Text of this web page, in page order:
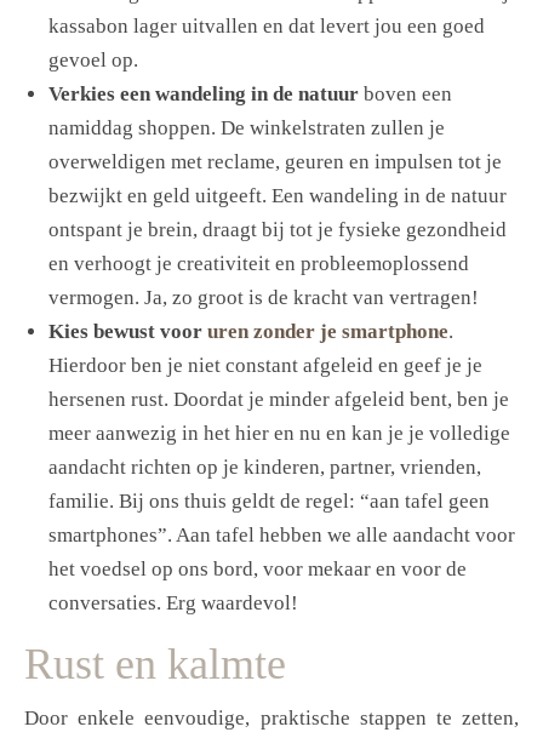
kassabon lager uitvallen en dat levert jou een goed
gevoel op.
Verkies een wandeling in de natuur boven een
namiddag shoppen. De winkelstraten zullen je
overweldigen met reclame, geuren en impulsen tot je
bezwijkt en geld uitgeeft. Een wandeling in de natuur
ontspant je brein, draagt bij tot je fysieke gezondheid
en verhoogt je creativiteit en probleemoplossend
vermogen. Ja, zo groot is de kracht van vertragen!
Kies bewust voor uren zonder je smartphone.
Hierdoor ben je niet constant afgeleid en geef je je
hersenen rust. Doordat je minder afgeleid bent, ben je
meer aanwezig in het hier en nu en kan je je volledige
aandacht richten op je kinderen, partner, vrienden,
familie. Bij ons thuis geldt de regel: “aan tafel geen
smartphones”. Aan tafel hebben we alle aandacht voor
het voedsel op ons bord, voor mekaar en voor de
conversaties. Erg waardevol!
Rust en kalmte
Door enkele eenvoudige, praktische stappen te zetten,